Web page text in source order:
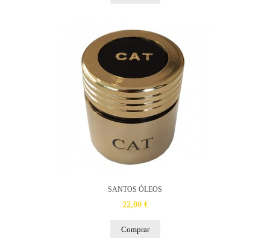
SANTOS ÓLEOS
22,00 €
Comprar